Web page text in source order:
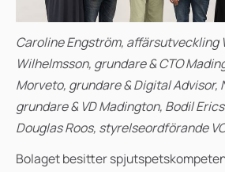
Caroline Engström, affärsutveckling
Wilhelmsson, grundare & CTO
Morveto, grundare & Digital Advisor,
grundare & VD Madington, Bodil
Douglas Roos, styrelseordförande
Bolaget besitter